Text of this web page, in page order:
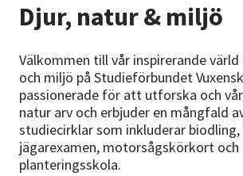
Nyheter
Avdelningar
Lyssna
Djur, natur & miljö
Välkommen till vår inspirerande värld
och miljö på Studieförbundet
passionerade för att utforska och
natur arv och erbjuder en mångfald
studiecirklar som inkluderar
jägarexamen, motorsågskörkort och
planteringsskola.